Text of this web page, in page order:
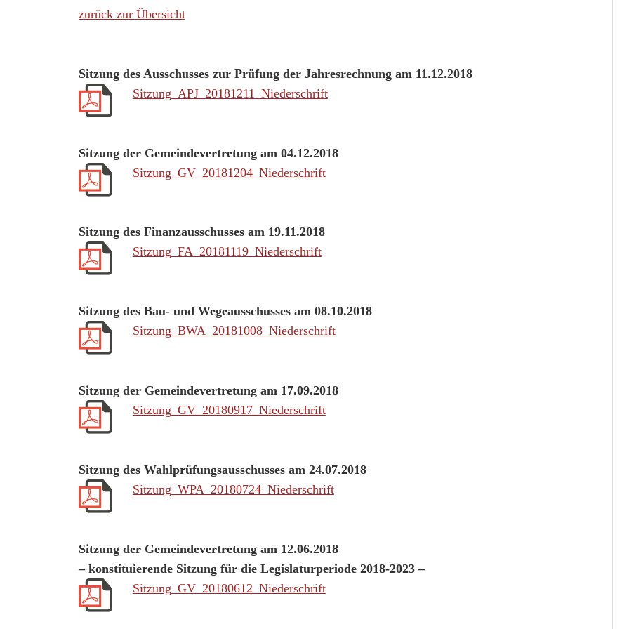
zurück zur Übersicht
Sitzung des Ausschusses zur Prüfung der Jahresrechnung am 11.12.2018
Sitzung_APJ_20181211_Niederschrift
Sitzung der Gemeindevertretung am 04.12.2018
Sitzung_GV_20181204_Niederschrift
Sitzung des Finanzausschusses am 19.11.2018
Sitzung_FA_20181119_Niederschrift
Sitzung des Bau- und Wegeausschusses am 08.10.2018
Sitzung_BWA_20181008_Niederschrift
Sitzung der Gemeindevertretung am 17.09.2018
Sitzung_GV_20180917_Niederschrift
Sitzung des Wahlprüfungsausschusses am 24.07.2018
Sitzung_WPA_20180724_Niederschrift
Sitzung der Gemeindevertretung am 12.06.2018
– konstituierende Sitzung für die Legislaturperiode 2018-2023 –
Sitzung_GV_20180612_Niederschrift